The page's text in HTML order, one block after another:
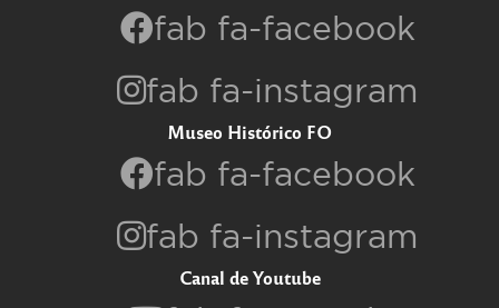
fab fa-facebook
fab fa-instagram
Museo Histórico FO
fab fa-facebook
fab fa-instagram
Canal de Youtube